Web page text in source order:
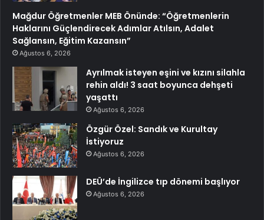
Mağdur Öğretmenler MEB Önünde: “Öğretmenlerin
Haklarını Güçlendirecek Adımlar Atılsın, Adalet
Sağlansın, Eğitim Kazansın”
Ağustos 6, 2026
Ayrılmak isteyen eşini ve kızını silahla
rehin aldı! 3 saat boyunca dehşeti
yaşattı
Ağustos 6, 2026
Özgür Özel: Sandık ve Kurultay
İstiyoruz
Ağustos 6, 2026
DEÜ’de İngilizce tıp dönemi başlıyor
Ağustos 6, 2026